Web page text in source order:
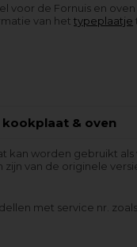
voor de Fornuis en
van hettypeplaatje
& oven
kan worden gebruikt
van de originele
met service nr.